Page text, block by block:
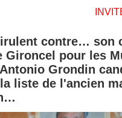
contre… son
Gironcel pour les
Grondin
liste de l'ancien